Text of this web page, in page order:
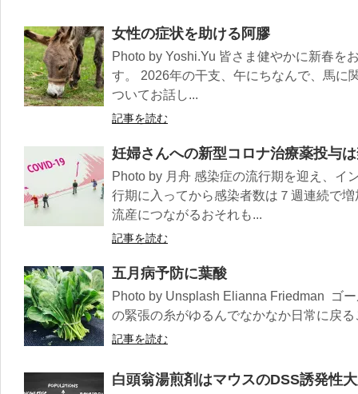
女性の症状を助ける阿膠
Photo by Yoshi.Yu 皆さま健やかに新春を
す。 2026年の干支、午にちなんで、馬に
ついてお話し...
記事を読む
妊婦さんへの新型コロナ治療薬投与
Photo by 月舟 感染症の流行期を迎え、イ
行期に入ってから感染者数は７週連続で
流産につながるおそれも...
記事を読む
五月病予防に葉酸
Photo by Unsplash Elianna Friedman ゴ
の緊張の糸がゆるんでなかなか日常に戻
記事を読む
白頭翁湯煎剤はマウスのDSS誘発性